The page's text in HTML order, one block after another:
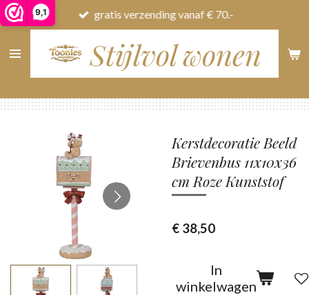
9,1
Ga
direct
naar
Stijlvol wonen
gratis verzending vanaf € 70.-
Kerstdecoratie Beeld
Brievenbus 11x10x36
cm Roze Kunststof
€ 38,50
In
winkelwagen